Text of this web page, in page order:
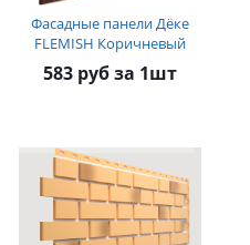
Фасадные панели Дёке
FLEMISH Коричневый
583 руб за 1шт